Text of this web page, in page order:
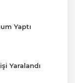
Yaptı
Yaralandı